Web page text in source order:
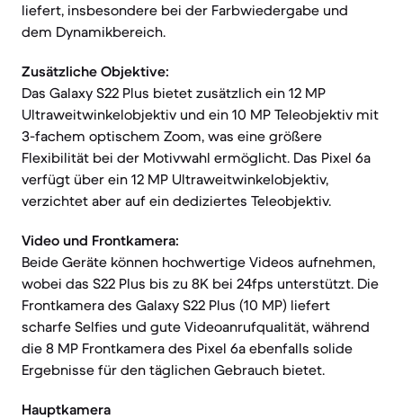
liefert, insbesondere bei der Farbwiedergabe und
dem Dynamikbereich.
Zusätzliche Objektive:
Das Galaxy S22 Plus bietet zusätzlich ein 12 MP
Ultraweitwinkelobjektiv und ein 10 MP Teleobjektiv mit
3-fachem optischem Zoom, was eine größere
Flexibilität bei der Motivwahl ermöglicht. Das Pixel 6a
verfügt über ein 12 MP Ultraweitwinkelobjektiv,
verzichtet aber auf ein dediziertes Teleobjektiv.
Video und Frontkamera:
Beide Geräte können hochwertige Videos aufnehmen,
wobei das S22 Plus bis zu 8K bei 24fps unterstützt. Die
Frontkamera des Galaxy S22 Plus (10 MP) liefert
scharfe Selfies und gute Videoanrufqualität, während
die 8 MP Frontkamera des Pixel 6a ebenfalls solide
Ergebnisse für den täglichen Gebrauch bietet.
Hauptkamera